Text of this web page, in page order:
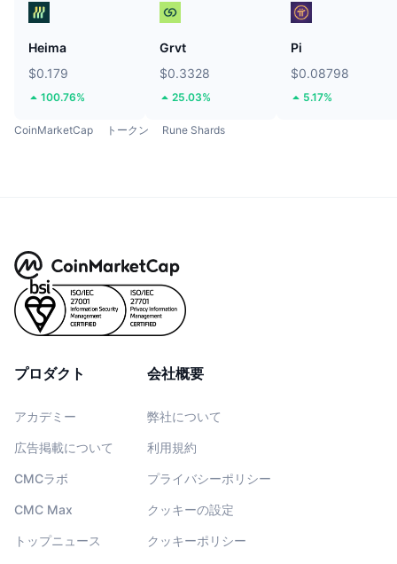
Heima
$0.179
100.76%
Grvt
$0.3328
25.03%
Pi
$0.08798
5.17%
CoinMarketCap トークン Rune Shards
プロダクト
アカデミー
広告掲載について
CMCラボ
CMC Max
トップニュース
会社概要
弊社について
利用規約
プライバシーポリシー
クッキーの設定
クッキーポリシー